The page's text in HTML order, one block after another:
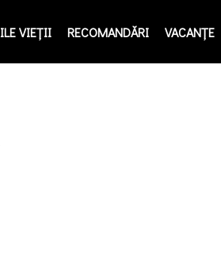
VIEŢII RECOMANDĂRI VACANȚE